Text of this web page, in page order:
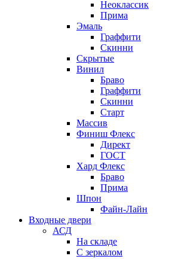
Неоклассик
Прима
Эмаль
Граффити
Скинни
Скрытые
Винил
Браво
Граффити
Скинни
Старт
Массив
Финиш Флекс
Директ
ГОСТ
Хард Флекс
Браво
Прима
Шпон
Файн-Лайн
Входные двери
АСД
На складе
С зеркалом